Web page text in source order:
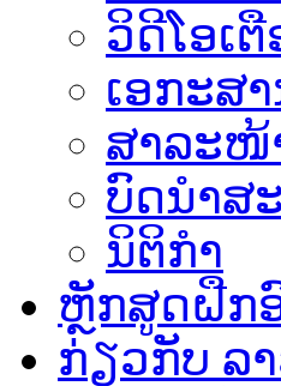
ວິດີໂອເ
ເອ​ກະ​ສ
ສາລະໜ້
ບົດນຳສ
ນິຕິກຳ
ຫຼັກສູດຝືກ
ກ່ຽວກັບ ລ